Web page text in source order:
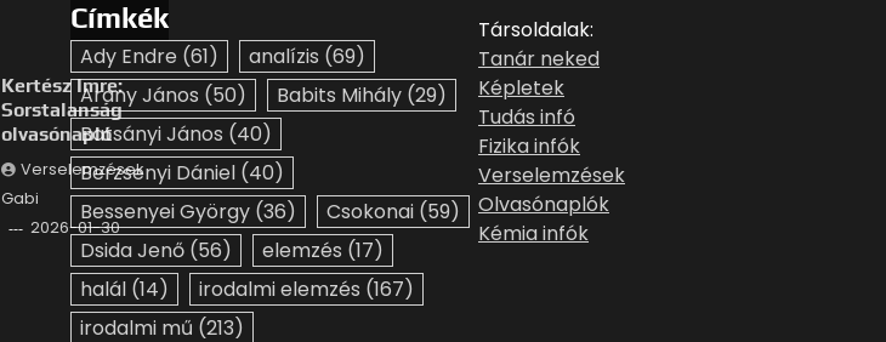
Kertész Imre:
Sorstalanság
olvasónapló
Verselemzések
Gabi
2026-01-30
Címkék
Ady Endre (61) analízis (69)
Arany János (50) Babits Mihály (29)
Batsányi János (40)
Berzsenyi Dániel (40)
Bessenyei György (36) Csokonai (59)
Dsida Jenő (56) elemzés (17)
halál (14) irodalmi elemzés (167)
irodalmi mű (213)
Társoldalak:
Tanár neked
Képletek
Tudás infó
Fizika infók
Verselemzések
Olvasónaplók
Kémia infók